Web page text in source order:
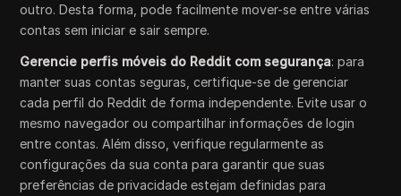
outro. Desta forma, pode facilmente mover-se entre várias
contas sem iniciar e sair sempre.
Gerencie perfis móveis do Reddit com segurança: para
manter suas contas seguras, certifique-se de gerenciar
cada perfil do Reddit de forma independente. Evite usar o
mesmo navegador ou compartilhar informações de login
entre contas. Além disso, verifique regularmente as
configurações da sua conta para garantir que suas
preferências de privacidade estejam definidas para